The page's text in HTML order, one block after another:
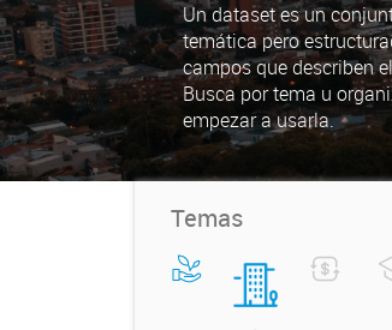
Un dataset es un
temática pero
campos que describen
Busca por tema u
empezar a usarla.
Temas